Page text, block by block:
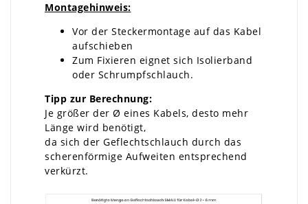
Montagehinweis:
Vor der Steckermontage auf das Kabel
aufschieben
Zum Fixieren eignet sich Isolierband
oder Schrumpfschlauch.
Tipp zur Berechnung:
Je größer der Ø eines Kabels, desto mehr
Länge wird benötigt,
da sich der Geflechtschlauch durch das
scherenförmige Aufweiten entsprechend
verkürzt.